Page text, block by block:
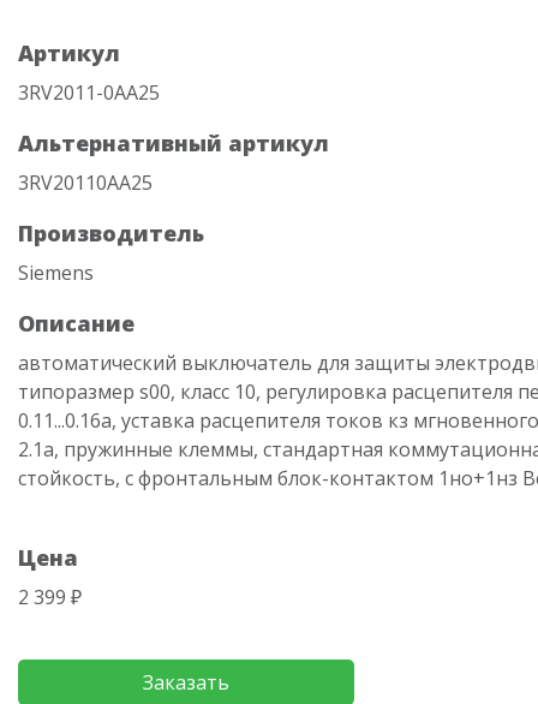
Артикул
3RV2011-0AA25
Альтернативный артикул
3RV20110AA25
Производитель
Siemens
Описание
автоматический выключатель для защиты
типоразмер s00, класс 10, регулировка расцепителя
0.11...0.16a, уставка расцепителя токов кз
2.1a, пружинные клеммы, стандартная
стойкость, с фронтальным блок-контактом 1но+1нз
Цена
2 399 ₽
Заказать